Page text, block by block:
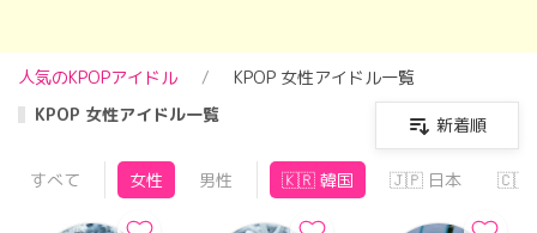
人気のKPOPアイドル
KPOP 女性アイドル一覧
KPOP 女性アイドル一覧
新着順
すべて 女性 男性 🇰🇷 韓国 🇯🇵 日本 🇨🇳